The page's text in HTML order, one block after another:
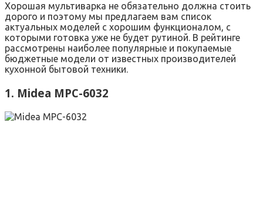
Хорошая мультиварка не обязательно должна стоить
дорого и поэтому мы предлагаем вам список
актуальных моделей с хорошим функционалом, с
которыми готовка уже не будет рутиной. В рейтинге
рассмотрены наиболее популярные и покупаемые
бюджетные модели от известных производителей
кухонной бытовой техники.
1. Midea MPC-6032